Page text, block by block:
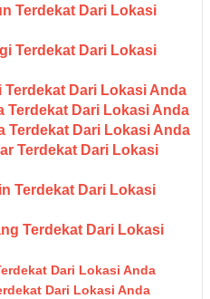
Terdekat Dari Lokasi
Terdekat Dari Lokasi
Dari Lokasi Anda
Terdekat Dari Lokasi Anda
Terdekat Dari Lokasi Anda
Terdekat Dari Lokasi
Terdekat Dari Lokasi
Terdekat Dari Lokasi
Dari Lokasi Anda
Dari Lokasi Anda